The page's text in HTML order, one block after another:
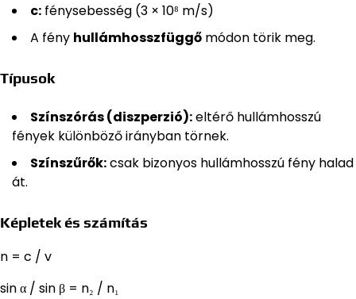
c: fénysebesség (3 × 10⁸ m/s)
A fény hullámhosszfüggő módon törik meg.
Típusok
Színszórás (diszperzió):eltérő hullámhosszú
fények különböző irányban törnek.
Színszűrők:csak bizonyos hullámhosszú fény halad
át.
Képletek és számítás
n = c / v
sin α / sin β = n₂ / n₁